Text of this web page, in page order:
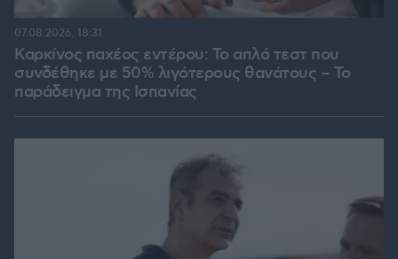
Καρκίνος παχέος εντέρου: Το απλό τεστ που
συνδέθηκε με 50% λιγότερους θανάτους – Το
παράδειγμα της Ισπανίας
07.08.2026, 18:31